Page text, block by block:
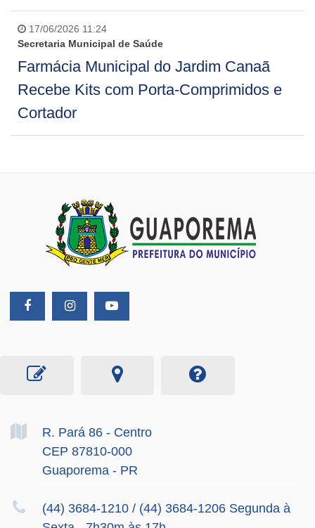
17/06/2026 11:24
Secretaria Municipal de Saúde
Farmácia Municipal do Jardim Canaã
Recebe Kits com Porta-Comprimidos e
Cortador
R. Pará 86 - Centro
CEP 87810-000
Guaporema - PR
(44) 3684-1210 / (44) 3684-1206 Segunda à